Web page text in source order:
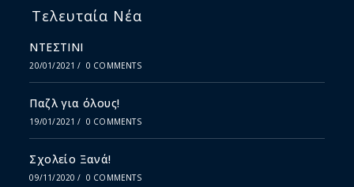
Τελευταία Νέα
ΝΤΕΣΤΙΝΙ
20/01/2021 / 0 COMMENTS
Παζλ για όλους!
19/01/2021 / 0 COMMENTS
Σχολείο Ξανά!
09/11/2020 / 0 COMMENTS